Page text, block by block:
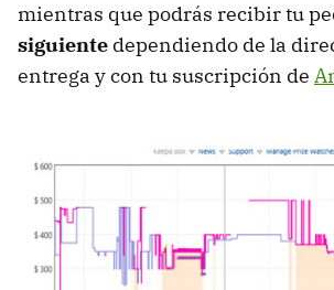
mientras que podrás recibir tu
siguiente dependiendo de la
entrega y con tu suscripción de